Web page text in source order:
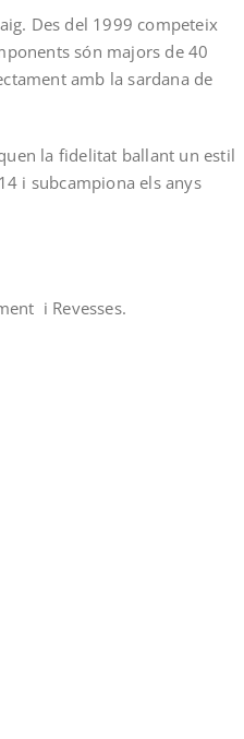
Des del 1999 competeix
són majors de 40
amb la sardana de
la fidelitat ballant un estil
i subcampiona els anys
i Revesses.